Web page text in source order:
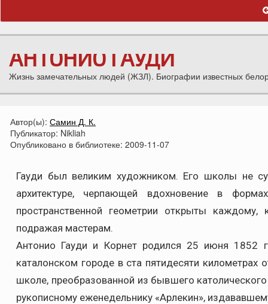
АНТОНИО ГАУДИ
Жизнь замечательных людей (ЖЗЛ). Биографии известных
Автор(ы): Самин Д. К.
Публикатор: Nikliah
Опубликовано в библиотеке: 2009-11-07
Гауди был великим художником. Его школы не
архитектуре, черпающей вдохновение в
пространственной геометрии открыты
подражая мастерам.
Антонио Гауди и Корнет родился 25 июня 1852
каталонском городе в ста пятидесяти
школе, преобразованной из бывшего
рукописному еженедельнику «Арлекин»,